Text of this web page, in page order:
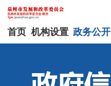
首页 机构设置 政务公开